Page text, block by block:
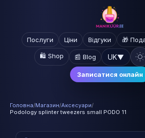
Послуги Ціни Відгуки 🎁
🛍️ Shop 📰 Blog UK▼
Записатися онлайн
Головна/Магазин/Аксесуари/
Podology splinter tweezers small PODO 11